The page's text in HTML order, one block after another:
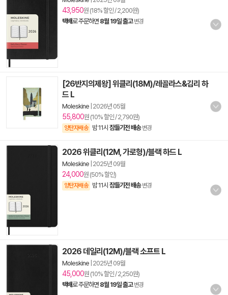
43,950원 (18% 할인 / 2,200원)
택배로 주문하면 8월 19일 출고 변경
[26반지의제왕] 위클리(18M)/레골라스&김리 하
드 L
Moleskine 2026년 05월
55,800원 (10% 할인 / 2,790원)
양탄자배송 밤 11시 잠들기전 배송 변경
2026 위클리(12M, 가로형)/블랙 하드 L
Moleskine 2025년 09월
24,000원 (50% 할인)
양탄자배송 밤 11시 잠들기전 배송 변경
2026 데일리(12M)/블랙 소프트 L
Moleskine 2025년 09월
45,000원 (10% 할인 / 2,250원)
택배로 주문하면 8월 19일 출고 변경